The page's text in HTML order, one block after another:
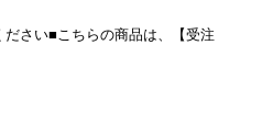
さい■こちらの商品は、【受注